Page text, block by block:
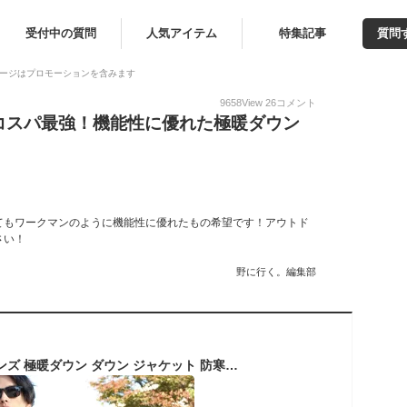
受付中の質問 人気アイテム 特集記事 質問
ジはプロモーションを含みます
9658View 26コメント
パ最強！機能性に優れた極暖ダウン
ワークマンのように機能性に優れたもの希望です！アウトド
！
野に行く。編集部
ダウンジャケット メンズ 極暖ダウン ダウン ジャケット 防寒 秋 冬 ファッション 男性 紳士 アウター 軽量 メンズ かっこいい おしゃれ ギフト プレゼント ブラック 【平日14時迄のご注文・決済確定で当日発送】 ※在庫僅かです！※